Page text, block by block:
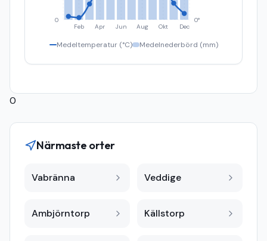
Feb Apr Jun Aug Okt Dec
0 0°
Medeltemperatur (°C) Medelnederbörd (mm)
0
Närmaste orter
Vabränna Veddige
Ambjörntorp Källstorp